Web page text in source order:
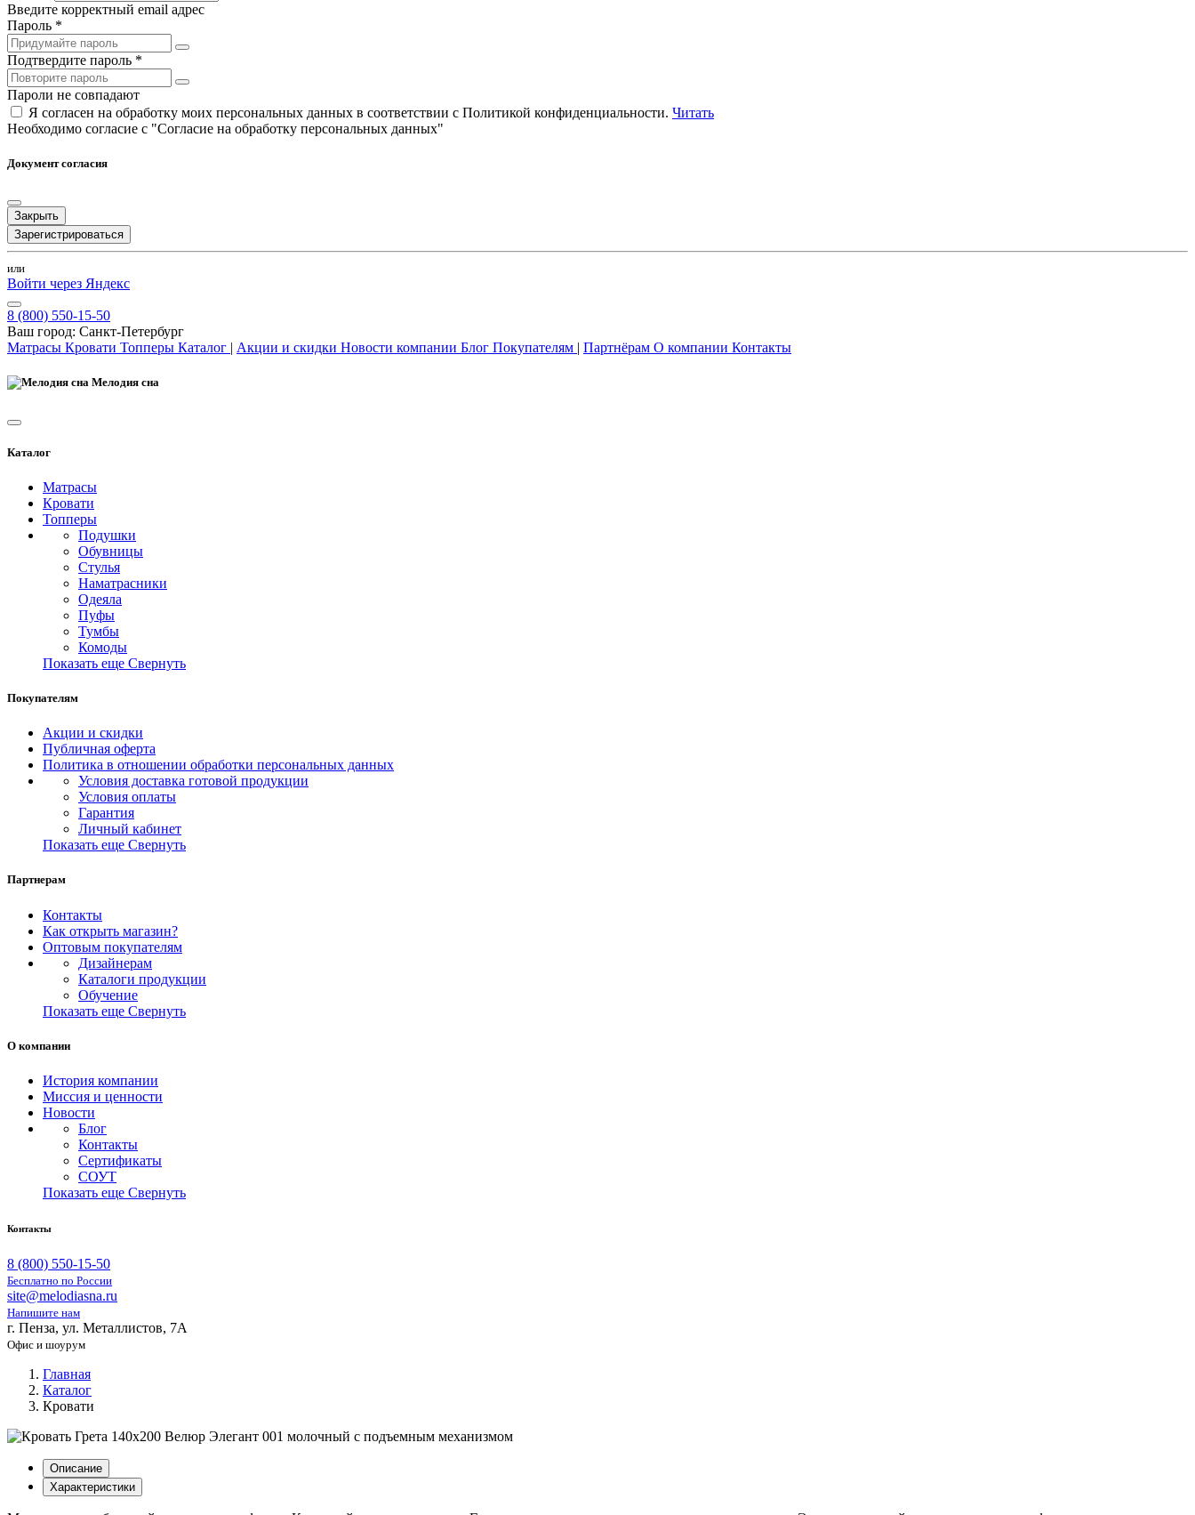
Введите корректный email адрес
Пароль *
Подтвердите пароль *
Пароли не совпадают
Я согласен на обработку моих персональных данных в соответствии с Политикой конфиденциальности. Читать
Необходимо согласие с "Согласие на обработку персональных данных"
Документ согласия
Закрыть
Зарегистрироваться
или
Войти через Яндекс
8 (800) 550-15-50
Ваш город: Санкт-Петербург
Матрасы Кровати Топперы Каталог | Акции и скидки Новости компании Блог Покупателям | Партнёрам О компании Контакты
Мелодия сна
Каталог
Матрасы
Кровати
Топперы
Подушки
Обувницы
Стулья
Наматрасники
Одеяла
Пуфы
Тумбы
Комоды
Показать еще Свернуть
Покупателям
Акции и скидки
Публичная оферта
Политика в отношении обработки персональных данных
Условия доставка готовой продукции
Условия оплаты
Гарантия
Личный кабинет
Показать еще Свернуть
Партнерам
Контакты
Как открыть магазин?
Оптовым покупателям
Дизайнерам
Каталоги продукции
Обучение
Показать еще Свернуть
О компании
История компании
Миссия и ценности
Новости
Блог
Контакты
Сертификаты
СОУТ
Показать еще Свернуть
Контакты
8 (800) 550-15-50
Бесплатно по России
site@melodiasna.ru
Напишите нам
г. Пенза, ул. Металлистов, 7А
Офис и шоурум
Главная
Каталог
Кровати
Описание
Характеристики